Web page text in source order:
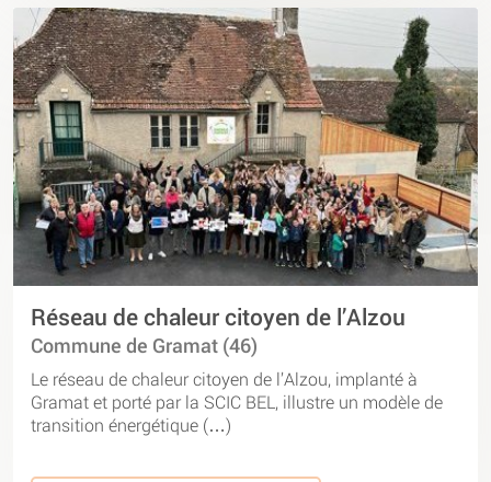
Réseau de chaleur citoyen de l’Alzou
Commune de Gramat (46)
Le réseau de chaleur citoyen de l’Alzou, implanté à
Gramat et porté par la SCIC BEL, illustre un modèle de
transition énergétique (…)